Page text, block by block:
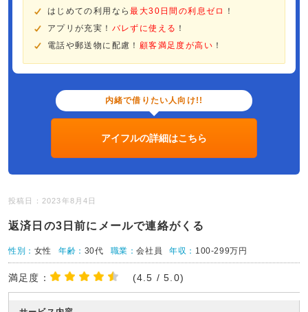
はじめての利用なら最大30日間の利息ゼロ
！
アプリが充実！ バレずに使える ！
電話や郵送物に配慮！ 顧客満足度が高い ！
内緒で借りたい人向け!!
アイフルの詳細はこちら
投稿日：2023年8月4日
返済日の3日前にメールで連絡がくる
性別： 女性 年齢： 30代 職業：会社員 年収： 100-299万円
満足度： (4.5 / 5.0)